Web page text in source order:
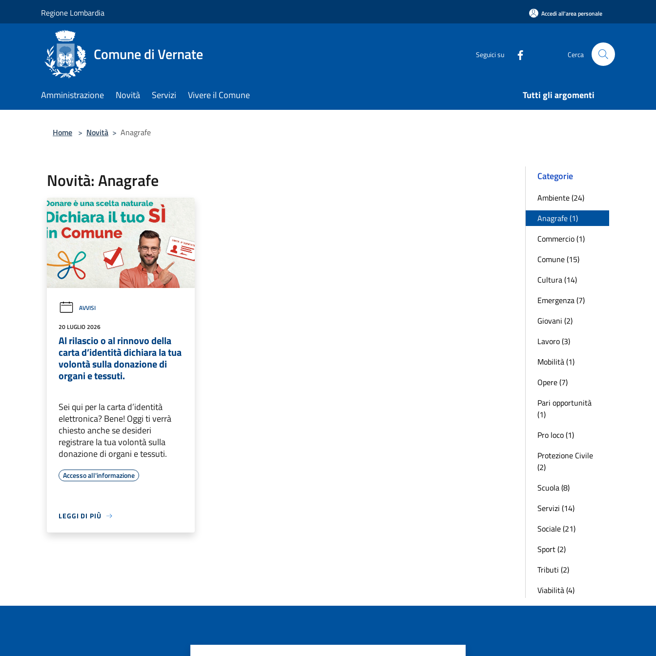
Regione Lombardia Accedi all'area personale
Comune di Vernate Seguici su Cerca
Amministrazione Novità Servizi Vivere il Comune Tutti gli argomenti
Home > Novità > Anagrafe
Novità: Anagrafe
AVVISI
20 LUGLIO 2026
Al rilascio o al rinnovo della
carta d’identità dichiara la tua
volontà sulla donazione di
organi e tessuti.
Sei qui per la carta d’identità
elettronica? Bene! Oggi ti verrà
chiesto anche se desideri
registrare la tua volontà sulla
donazione di organi e tessuti.
Accesso all'informazione
LEGGI DI PIÙ
Categorie
Ambiente (24)
Anagrafe (1)
Commercio (1)
Comune (15)
Cultura (14)
Emergenza (7)
Giovani (2)
Lavoro (3)
Mobilità (1)
Opere (7)
Pari opportunità
(1)
Pro loco (1)
Protezione Civile
(2)
Scuola (8)
Servizi (14)
Sociale (21)
Sport (2)
Tributi (2)
Viabilità (4)